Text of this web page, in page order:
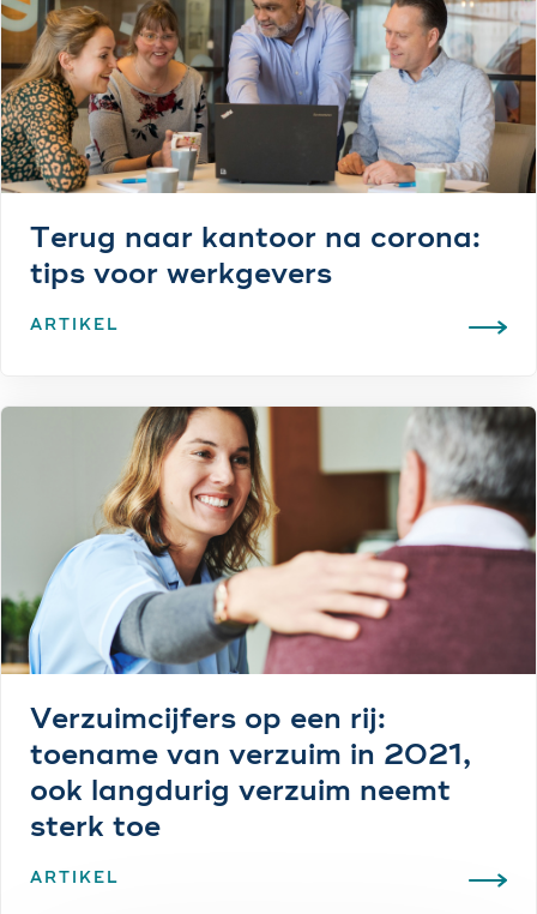
Terug naar kantoor na corona:
tips voor werkgevers
ARTIKEL
Verzuimcijfers op een rij:
toename van verzuim in 2021,
ook langdurig verzuim neemt
sterk toe
ARTIKEL